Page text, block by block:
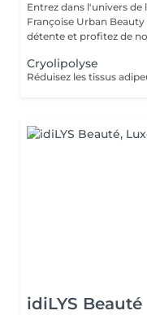
Entrez dans l'univers
Françoise Urban
détente et profitez de
Cryolipolyse
idiLYS Beauté